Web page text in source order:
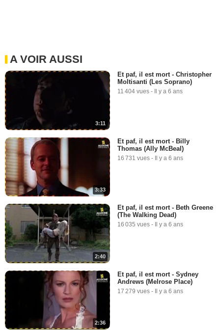
A VOIR AUSSI
3:11
Et paf, il est mort - Christopher
Moltisanti (Les Soprano)
11 404 vues - Il y a 6 ans
3:33
Et paf, il est mort - Billy
Thomas (Ally McBeal)
16 731 vues - Il y a 6 ans
2:40
Et paf, il est mort - Beth Greene
(The Walking Dead)
16 035 vues - Il y a 6 ans
2:36
Et paf, il est mort - Sydney
Andrews (Melrose Place)
17 279 vues - Il y a 6 ans